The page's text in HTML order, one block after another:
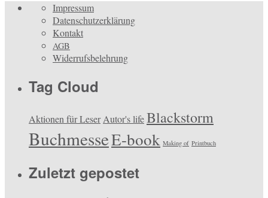
Impressum
Datenschutzerklärung
Kontakt
AGB
Widerrufsbelehrung
Tag Cloud
Aktionen für LeserAutor's lifeBlackstorm
BuchmesseE-book Making of Printbuch
Zuletzt gepostet